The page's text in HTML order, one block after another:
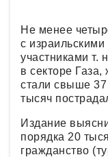
Не менее
с
участниками т.
в секторе
стали свыше 37
тысяч
Издание
порядка 20
гражданство